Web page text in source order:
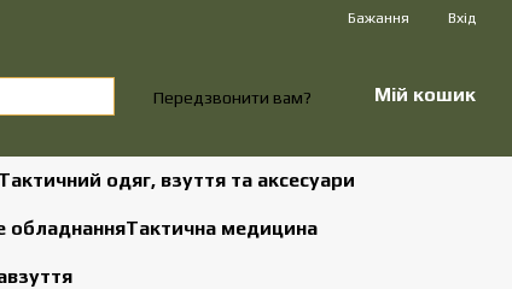
Бажання Вхід
Передзвонити вам? Мій кошик
Тактичний одяг, взуття та аксесуари
обладнанняТактична медицина
взуття